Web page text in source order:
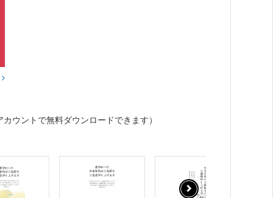
カウントで無料ダウンロードできます）